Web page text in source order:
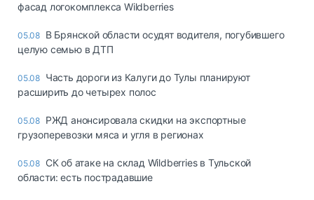
фасад логокомплекса Wildberries
05.08 В Брянской области осудят водителя, погубившего
целую семью в ДТП
05.08 Часть дороги из Калуги до Тулы планируют
расширить до четырех полос
05.08 РЖД анонсировала скидки на экспортные
грузоперевозки мяса и угля в регионах
05.08 СК об атаке на склад Wildberries в Тульской
области: есть пострадавшие